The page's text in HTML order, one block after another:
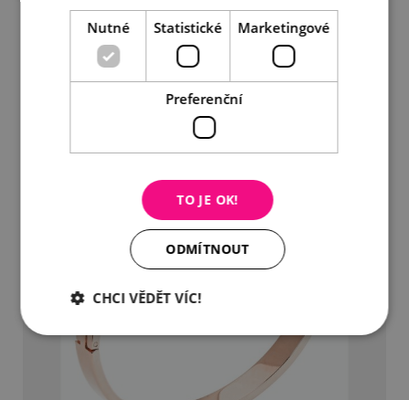
890 Kč
DO KOŠÍKU
Nutné Statistické Marketingové
Preferenční
TO JE OK!
ODMÍTNOUT
CHCI VĚDĚT VÍC!